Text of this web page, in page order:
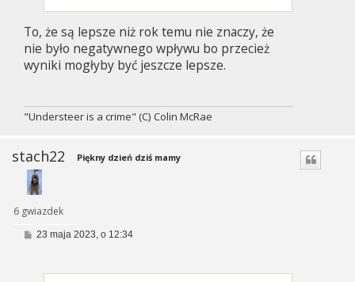
To, że są lepsze niż rok temu nie znaczy, że
nie było negatywnego wpływu bo przecież
wyniki mogłyby być jeszcze lepsze.
"Understeer is a crime" (C) Colin McRae
stach22
6 gwiazdek
Piękny dzień dziś mamy
P23 maja 2023, o 12:34